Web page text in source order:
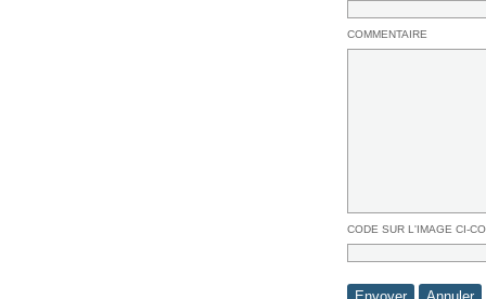
COMMENTAIRE
CODE SUR L'IMAGE CI-